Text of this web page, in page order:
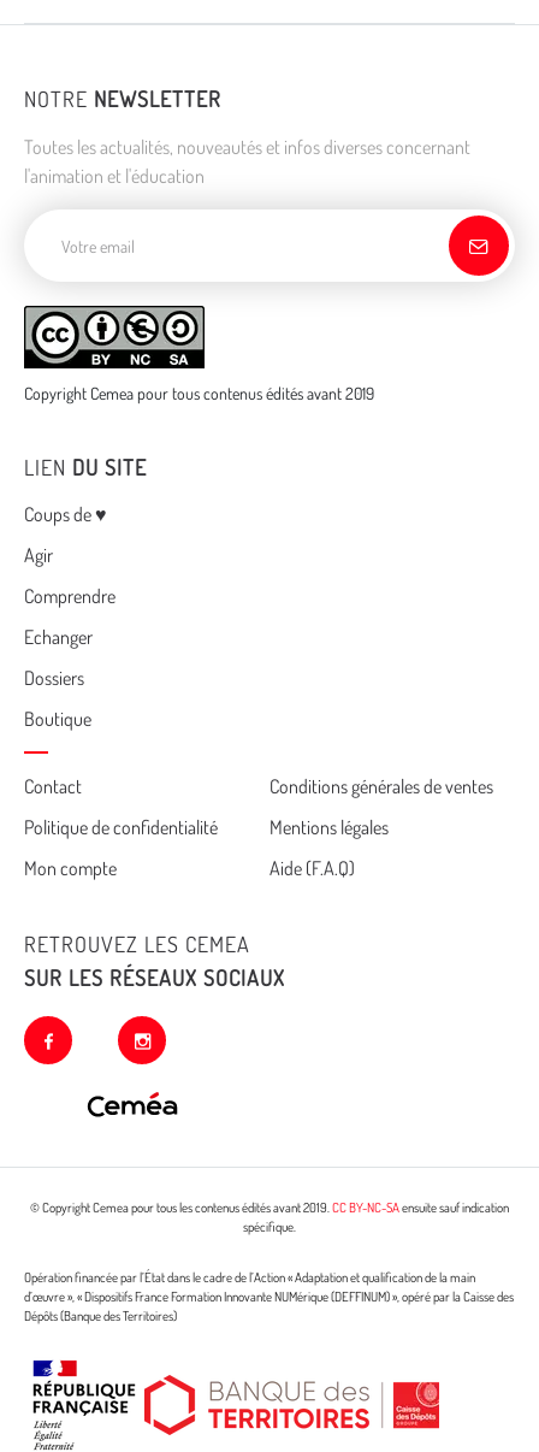
NOTRE NEWSLETTER
Toutes les actualités, nouveautés et infos diverses concernant
l'animation et l'éducation
Copyright Cemea pour tous contenus édités avant 2019
LIEN DU SITE
Menu
Coups de ♥
Agir
Comprendre
Echanger
Dossiers
Boutique
Cemea
footer
Contact
Conditions générales de ventes
Politique de confidentialité
Mentions légales
Mon compte
Aide (F.A.Q)
RETROUVEZ LES CEMEA
SUR LES RÉSEAUX SOCIAUX
facebook instagram
© Copyright Cemea pour tous les contenus édités avant 2019.CC BY-NC-SAensuite sauf indication
spécifique.
Opération financée par l’État dans le cadre de l’Action « Adaptation et qualification de la main
d’œuvre », « Dispositifs France Formation Innovante NUMérique (DEFFINUM) », opéré par la Caisse des
Dépôts (Banque des Territoires)